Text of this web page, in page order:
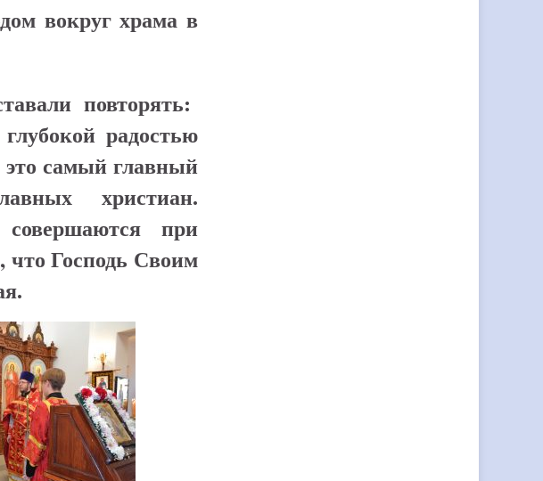
вокруг храма в
повторять:
радостью
это самый главный
христиан.
при
что Господь Своим